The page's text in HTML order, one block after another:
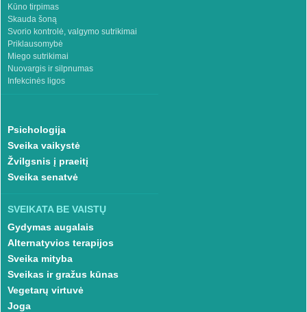
Kūno tirpimas
Skauda šoną
Svorio kontrolė, valgymo sutrikimai
Priklausomybė
Miego sutrikimai
Nuovargis ir silpnumas
Infekcinės ligos
Psichologija
Sveika vaikystė
Žvilgsnis į praeitį
Sveika senatvė
SVEIKATA BE VAISTŲ
Gydymas augalais
Alternatyvios terapijos
Sveika mityba
Sveikas ir gražus kūnas
Vegetarų virtuvė
Joga